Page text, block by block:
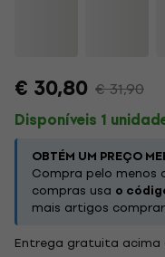
€ 30,80 € 31,90
Disponíveis 1
OBTÉM UM PREÇO
Compra pelo menos
compras usa o
mais artigos
Entrega gratuita acima